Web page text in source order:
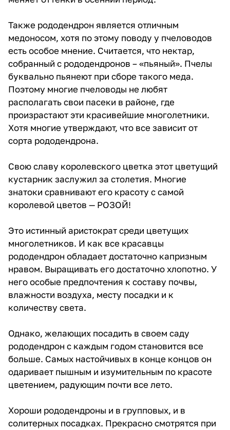
Также рододендрон является отличным
медоносом, хотя по этому поводу у пчеловодов
есть особое мнение. Считается, что нектар,
собранный с рододендронов – «пьяный». Пчелы
буквально пьянеют при сборе такого меда.
Поэтому многие пчеловоды не любят
располагать свои пасеки в районе, где
произрастают эти красивейшие многолетники.
Хотя многие утверждают, что все зависит от
сорта рододендрона.
Свою славу королевского цветка этот цветущий
кустарник заслужил за столетия. Многие
знатоки сравнивают его красоту с самой
королевой цветов — РОЗОЙ!
Это истинный аристократ среди цветущих
многолетников. И как все красавцы
рододендрон обладает достаточно капризным
нравом. Выращивать его достаточно хлопотно. У
него особые предпочтения к составу почвы,
влажности воздуха, месту посадки и к
количеству света.
Однако, желающих посадить в своем саду
рододендрон с каждым годом становится все
больше. Самых настойчивых в конце концов он
одаривает пышным и изумительным по красоте
цветением, радующим почти все лето.
Хороши рододендроны и в групповых, и в
солитерных посадках. Прекрасно смотрятся при